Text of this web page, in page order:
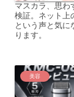
マスカラ、思わ
検証。ネット上
という声と気に
ります。
美容